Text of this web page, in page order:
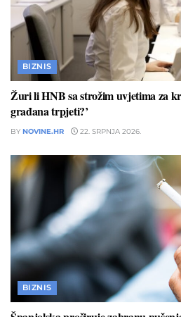
BIZNIS
Žuri li HNB sa strožim uvjetima za
građana trpjeti?’
BY NOVINE.HR 22. SRPNJA 2026.
BIZNIS